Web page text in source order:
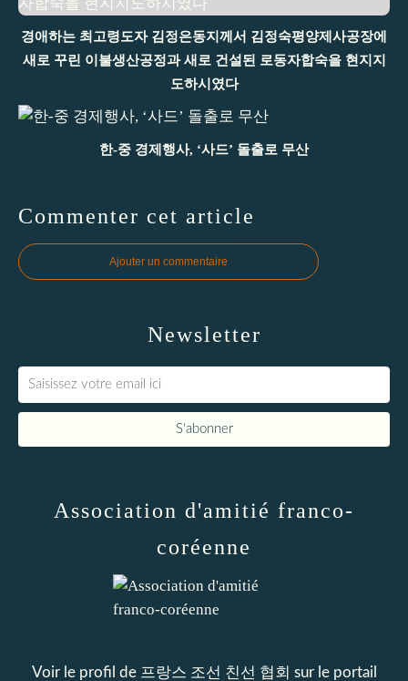
경애하는 최고령도자 김정은동지께서 김정숙평양제사공장에
새로 꾸린 이불생산공정과 새로 건설된 로동자합숙을 현지지
도하시였다
한-중 경제행사, ‘사드’ 돌출로 무산
Commenter cet article
Ajouter un commentaire
Newsletter
Association d'amitié franco-
coréenne
Voir le profil de 프랑스 조선 친선 협회 sur le portail